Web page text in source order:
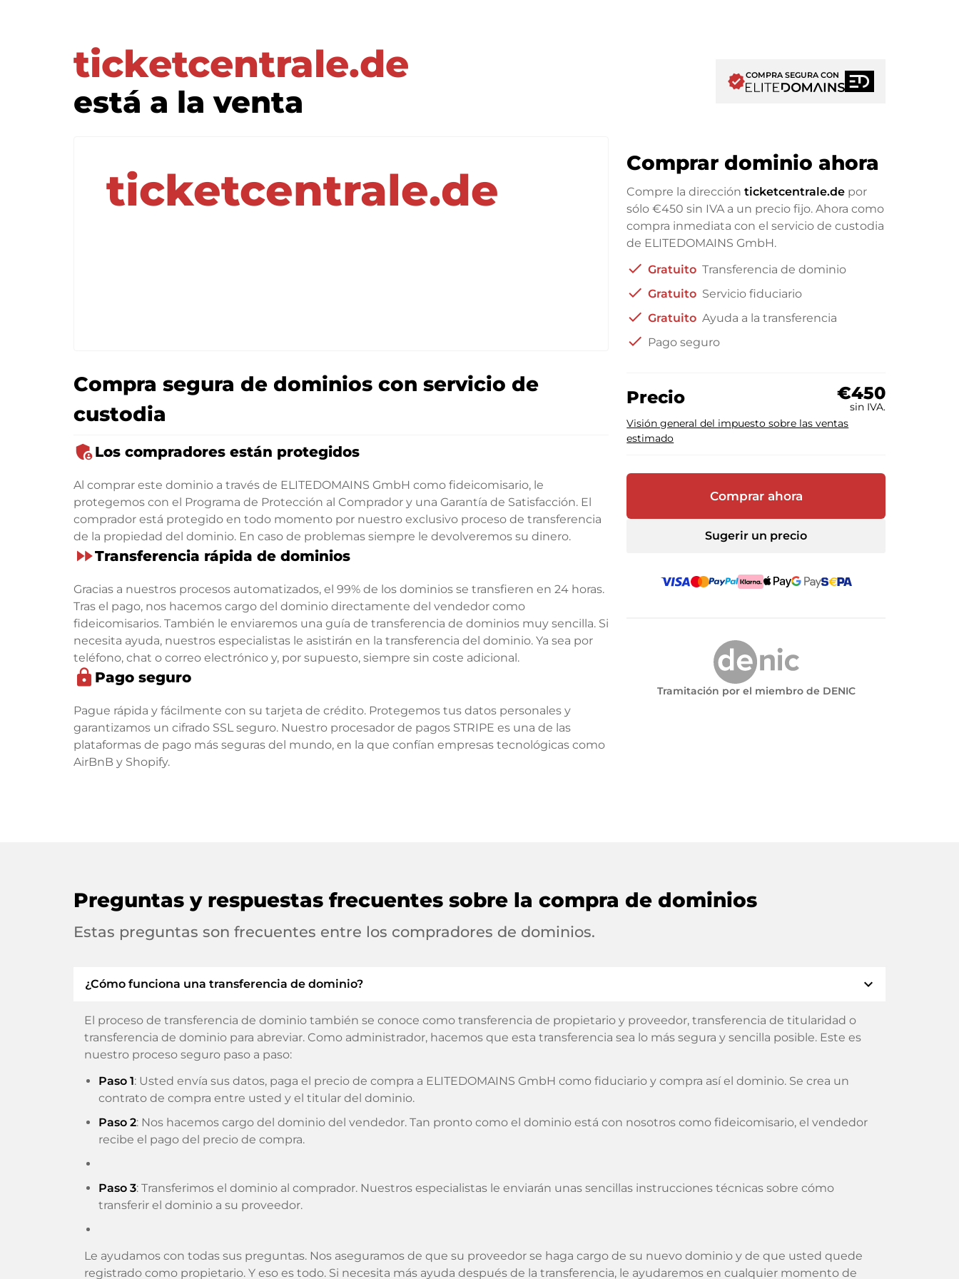
ticketcentrale.de
está a la venta
verifiedCOMPRA SEGURA CON
ticketcentrale.de
Comprar dominio ahora
Compre la direcciónticketcentrale.de por
sólo€450sin IVA a un precio fijo. Ahora como
compra inmediata con el servicio de custodia
de ELITEDOMAINS GmbH.
check Gratuito Transferencia de dominio
check Gratuito Servicio fiduciario
check Gratuito Ayuda a la transferencia
check Pago seguro
Precio €450
sin IVA.
Visión general del impuesto sobre las ventas
estimado
Comprar ahora
Sugerir un precio
Tramitación por el miembro de DENIC
Compra segura de dominios con servicio de
custodia
admin_panel_settingsLos compradores están protegidos
Al comprar este dominio a través de ELITEDOMAINS GmbH como fideicomisario, le
protegemos con el Programa de Protección al Comprador y una Garantía de Satisfacción. El
comprador está protegido en todo momento por nuestro exclusivo proceso de transferencia
de la propiedad del dominio. En caso de problemas siempre le devolveremos su dinero.
fast_forwardTransferencia rápida de dominios
Gracias a nuestros procesos automatizados, el 99% de los dominios se transfieren en 24 horas.
Tras el pago, nos hacemos cargo del dominio directamente del vendedor como
fideicomisarios. También le enviaremos una guía de transferencia de dominios muy sencilla. Si
necesita ayuda, nuestros especialistas le asistirán en la transferencia del dominio. Ya sea por
teléfono, chat o correo electrónico y, por supuesto, siempre sin coste adicional.
lock Pago seguro
Pague rápida y fácilmente con su tarjeta de crédito. Protegemos tus datos personales y
garantizamos un cifrado SSL seguro. Nuestro procesador de pagos STRIPE es una de las
plataformas de pago más seguras del mundo, en la que confían empresas tecnológicas como
AirBnB y Shopify.
Preguntas y respuestas frecuentes sobre la compra de dominios
Estas preguntas son frecuentes entre los compradores de dominios.
¿Cómo funciona una transferencia de dominio? expand_more
El proceso de transferencia de dominio también se conoce como transferencia de propietario y proveedor, transferencia de titularidad o
transferencia de dominio para abreviar. Como administrador, hacemos que esta transferencia sea lo más segura y sencilla posible. Este es
nuestro proceso seguro paso a paso:
Paso 1: Usted envía sus datos, paga el precio de compra a ELITEDOMAINS GmbH como fiduciario y compra así el dominio. Se crea un
contrato de compra entre usted y el titular del dominio.
Paso 2: Nos hacemos cargo del dominio del vendedor. Tan pronto como el dominio está con nosotros como fideicomisario, el vendedor
recibe el pago del precio de compra.
Paso 3: Transferimos el dominio al comprador. Nuestros especialistas le enviarán unas sencillas instrucciones técnicas sobre cómo
transferir el dominio a su proveedor.
Le ayudamos con todas sus preguntas. Nos aseguramos de que su proveedor se haga cargo de su nuevo dominio y de que usted quede
registrado como propietario. Y eso es todo. Si necesita más ayuda después de la transferencia, le ayudaremos en cualquier momento de